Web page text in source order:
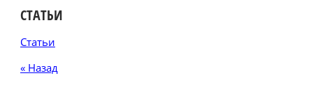
СТАТЬИ
Статьи
« Назад